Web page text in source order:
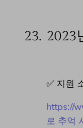
23. 2023
✅ 지원
https://
로 추억